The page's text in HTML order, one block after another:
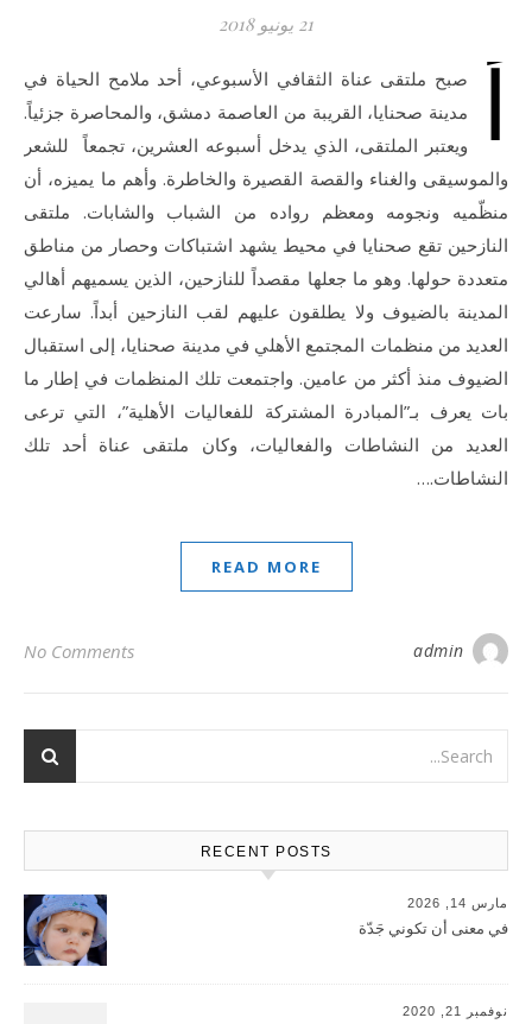
21 يونيو 2018
أ
صبح ملتقى عناة الثقافي الأسبوعي، أحد ملامح الحياة في
مدينة صحنايا، القريبة من العاصمة دمشق، والمحاصرة جزئياً.
ويعتبر الملتقى، الذي يدخل أسبوعه العشرين، تجمعاً للشعر
والموسيقى والغناء والقصة القصيرة والخاطرة. وأهم ما يميزه، أن
منظّميه ونجومه ومعظم رواده من الشباب والشابات. ملتقى
النازحين تقع صحنايا في محيط يشهد اشتباكات وحصار من مناطق
متعددة حولها. وهو ما جعلها مقصداً للنازحين، الذين يسميهم أهالي
المدينة بالضيوف ولا يطلقون عليهم لقب النازحين أبداً. سارعت
العديد من منظمات المجتمع الأهلي في مدينة صحنايا، إلى استقبال
الضيوف منذ أكثر من عامين. واجتمعت تلك المنظمات في إطار ما
بات يعرف بـ”المبادرة المشتركة للفعاليات الأهلية”، التي ترعى
العديد من النشاطات والفعاليات، وكان ملتقى عناة أحد تلك
النشاطات.…
READ MORE
admin
No Comments
RECENT POSTS
مارس 14, 2026
في معنى أن تكوني جَدّة
نوفمبر 21, 2020